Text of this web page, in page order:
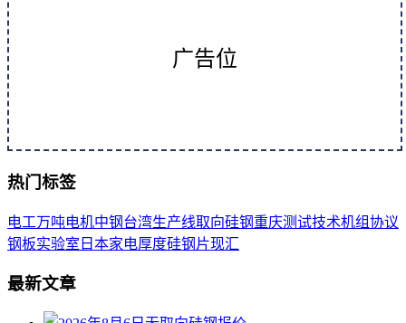
广告位
热门标签
电工万吨电机中钢台湾生产线取向硅钢重庆测试技术机组协议
钢板实验室 日本家电厚度硅钢片现汇
最新文章